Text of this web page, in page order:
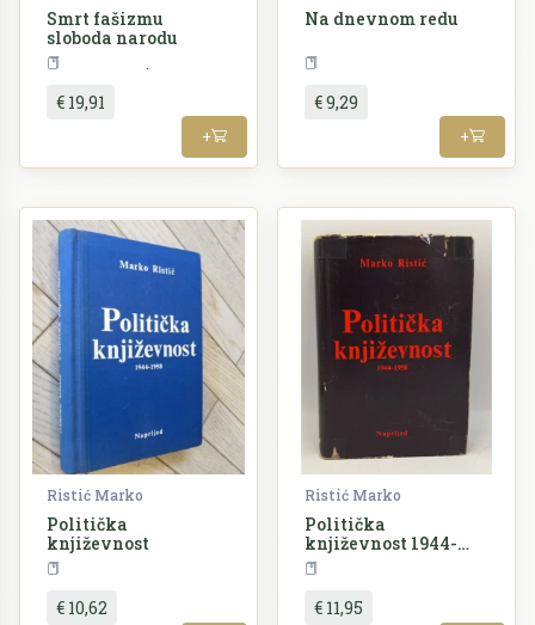
Smrt fašizmu
sloboda narodu
€ 19,91
+
Na dnevnom redu
€ 9,29
+
Ristić Marko
Politička
književnost
Teorija i povijest književnosti
€ 10,62
Ristić Marko
Politička
književnost 1944-
1958
€ 11,95